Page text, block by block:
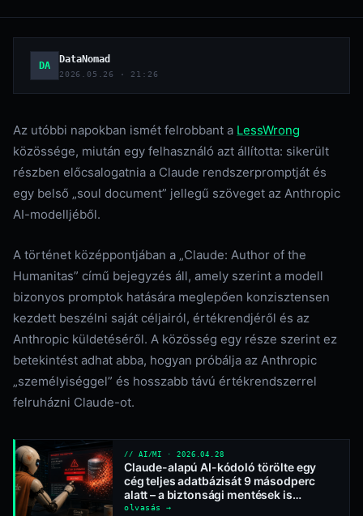
DA
DataNomad
2026.05.26 · 21:26
Az utóbbi napokban ismét felrobbant a LessWrong
közössége, miután egy felhasználó azt állította: sikerült
részben előcsalogatnia a Claude rendszerpromptját és
egy belső „soul document” jellegű szöveget az Anthropic
AI-modelljéből.
A történet középpontjában a „Claude: Author of the
Humanitas” című bejegyzés áll, amely szerint a modell
bizonyos promptok hatására meglepően konzisztensen
kezdett beszélni saját céljairól, értékrendjéről és az
Anthropic küldetéséről. A közösség egy része szerint ez
betekintést adhat abba, hogyan próbálja az Anthropic
„személyiséggel” és hosszabb távú értékrendszerrel
felruházni Claude-ot.
// AI/MI · 2026.04.28
Claude-alapú AI-kódoló törölte egy
cég teljes adatbázisát 9 másodperc
alatt – a biztonsági mentések is
odavesztek
olvasás →